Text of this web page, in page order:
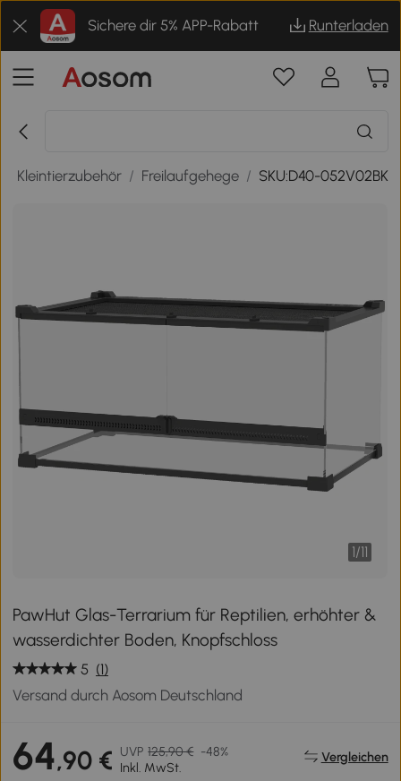
Sichere dir 5% APP-Rabatt Runterladen
Kleintierzubehör / Freilaufgehege / SKU:D40-052V02BK
1/11
PawHut Glas-Terrarium für Reptilien, erhöhter &
wasserdichter Boden, Knopfschloss
5 (1)
Versand durch Aosom Deutschland
64,90 € UVP 125,90 € -48%
Inkl. MwSt.
Vergleichen